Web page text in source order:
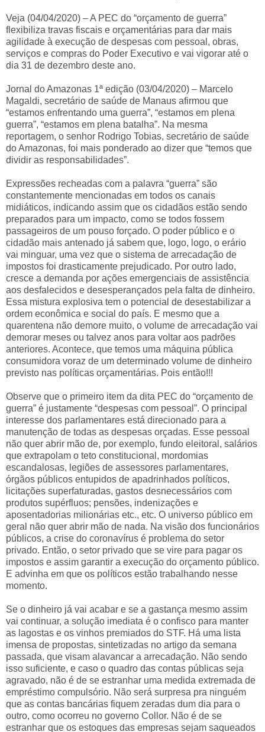
Veja (04/04/2020) – A PEC do “orçamento de guerra”
flexibiliza travas fiscais e orçamentárias para dar mais
agilidade à execução de despesas com pessoal, obras,
serviços e compras do Poder Executivo e vai vigorar até o
dia 31 de dezembro deste ano.
Jornal do Amazonas 1ª edição (03/04/2020) – Marcelo
Magaldi, secretário de saúde de Manaus afirmou que
“estamos enfrentando uma guerra”, “estamos em plena
guerra”, “estamos em plena batalha”. Na mesma
reportagem, o senhor Rodrigo Tobias, secretário de saúde
do Amazonas, foi mais ponderado ao dizer que “temos que
dividir as responsabilidades”.
Expressões recheadas com a palavra “guerra” são
constantemente mencionadas em todos os canais
midiáticos, indicando assim que os cidadãos estão sendo
preparados para um impacto, como se todos fossem
passageiros de um pouso forçado. O poder público e o
cidadão mais antenado já sabem que, logo, logo, o erário
vai minguar, uma vez que o sistema de arrecadação de
impostos foi drasticamente prejudicado. Por outro lado,
cresce a demanda por ações emergenciais de assistência
aos desfalecidos e desesperançados pela falta de dinheiro.
Essa mistura explosiva tem o potencial de desestabilizar a
ordem econômica e social do país. E mesmo que a
quarentena não demore muito, o volume de arrecadação vai
demorar meses ou talvez anos para voltar aos padrões
anteriores. Acontece, que temos uma máquina pública
consumidora voraz de um determinado volume de dinheiro
previsto nas políticas orçamentárias. Pois então!!!
Observe que o primeiro item da dita PEC do “orçamento de
guerra” é justamente “despesas com pessoal”. O principal
interesse dos parlamentares está direcionado para a
manutenção de todas as despesas orçadas. Esse pessoal
não quer abrir mão de, por exemplo, fundo eleitoral, salários
que extrapolam o teto constitucional, mordomias
escandalosas, legiões de assessores parlamentares,
órgãos públicos entupidos de apadrinhados políticos,
licitações superfaturadas, gastos desnecessários com
produtos supérfluos; pensões, indenizações e
aposentadorias milionárias etc., etc. O universo público em
geral não quer abrir mão de nada. Na visão dos funcionários
públicos, a crise do coronavírus é problema do setor
privado. Então, o setor privado que se vire para pagar os
impostos e assim garantir a execução do orçamento público.
E advinha em que os políticos estão trabalhando nesse
momento.
Se o dinheiro já vai acabar e se a gastança mesmo assim
vai continuar, a solução imediata é o confisco para manter
as lagostas e os vinhos premiados do STF. Há uma lista
imensa de propostas, sintetizadas no artigo da semana
passada, que visam alavancar a arrecadação. Não sendo
isso suficiente, e caso o quadro das contas públicas seja
agravado, não é de se estranhar uma medida extremada de
empréstimo compulsório. Não será surpresa pra ninguém
que as contas bancárias fiquem zeradas dum dia para o
outro, como ocorreu no governo Collor. Não é de se
estranhar que os estoques das empresas sejam saqueados